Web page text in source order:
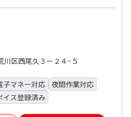
区西尾久３ー２４−５
子マネー対応
夜間作業対応
イス登録済み